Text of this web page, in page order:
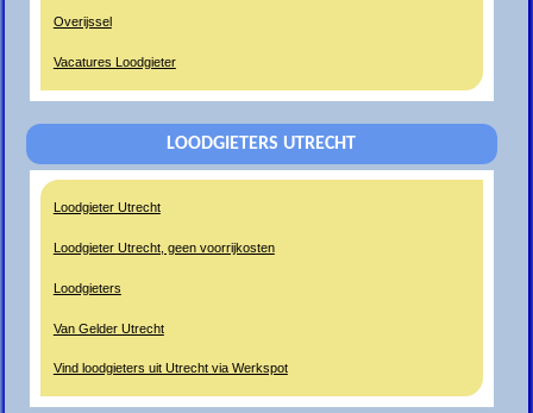
Overijssel
Vacatures Loodgieter
LOODGIETERS UTRECHT
Loodgieter Utrecht
Loodgieter Utrecht, geen voorrijkosten
Loodgieters
Van Gelder Utrecht
Vind loodgieters uit Utrecht via Werkspot